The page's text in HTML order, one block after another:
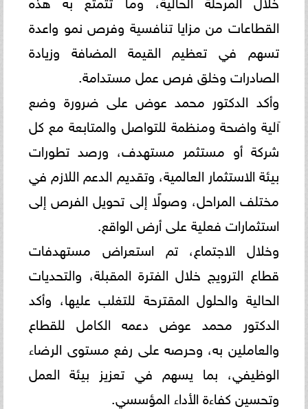
القطاعات من مزايا تنافسية وفرص نمو واعدة
تسهم في تعظيم القيمة المضافة وزيادة
الصادرات وخلق فرص عمل مستدامة.
وأكد الدكتور محمد عوض على ضرورة وضع
آلية واضحة ومنظمة للتواصل والمتابعة مع كل
شركة أو مستثمر مستهدف، ورصد تطورات
بيئة الاستثمار العالمية، وتقديم الدعم اللازم في
مختلف المراحل، وصولًا إلى تحويل الفرص إلى
استثمارات فعلية على أرض الواقع.
وخلال الاجتماع، تم استعراض مستهدفات
قطاع الترويج خلال الفترة المقبلة، والتحديات
الحالية والحلول المقترحة للتغلب عليها، وأكد
الدكتور محمد عوض دعمه الكامل للقطاع
والعاملين به، وحرصه على رفع مستوى الرضاء
الوظيفي، بما يسهم في تعزيز بيئة العمل
وتحسين كفاءة الأداء المؤسسي.